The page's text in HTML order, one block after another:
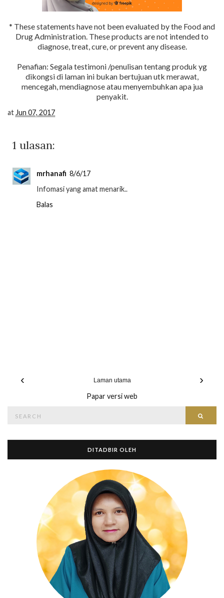
* These statements have not been evaluated by the Food and
Drug Administration. These products are not intended to
diagnose, treat, cure, or prevent any disease.
Penafian: Segala testimoni /penulisan tentang produk yg
dikongsi di laman ini bukan bertujuan utk merawat,
mencegah, mendiagnose atau menyembuhkan apa jua
penyakit.
atJun 07, 2017
1 ulasan:
mrhanafi 8/6/17
Infomasi yang amat menarik..
Balas
‹ ›
Laman utama
Papar versi web
for:
DITADBIR OLEH